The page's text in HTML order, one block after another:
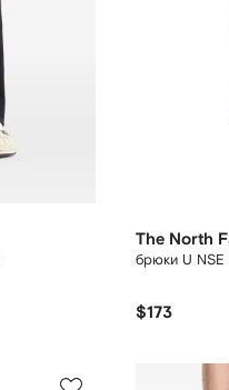
The North
брюки U
$173